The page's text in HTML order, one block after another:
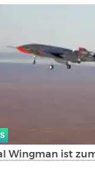
Wingman ist